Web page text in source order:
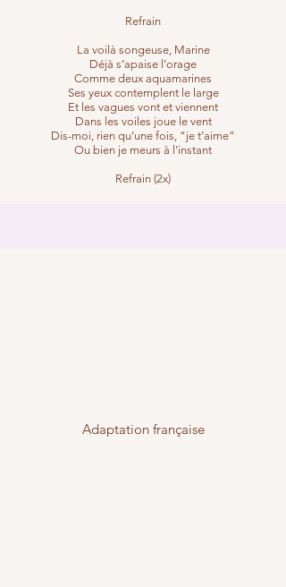
Refrain
La voilà songeuse, Marine
Déjà s’apaise l’orage
Comme deux aquamarines
Ses yeux contemplent le large
Et les vagues vont et viennent
Dans les voiles joue le vent
Dis-moi, rien qu’une fois, “je t’aime”
Ou bien je meurs à l’instant
Refrain (2x)
Adaptation française